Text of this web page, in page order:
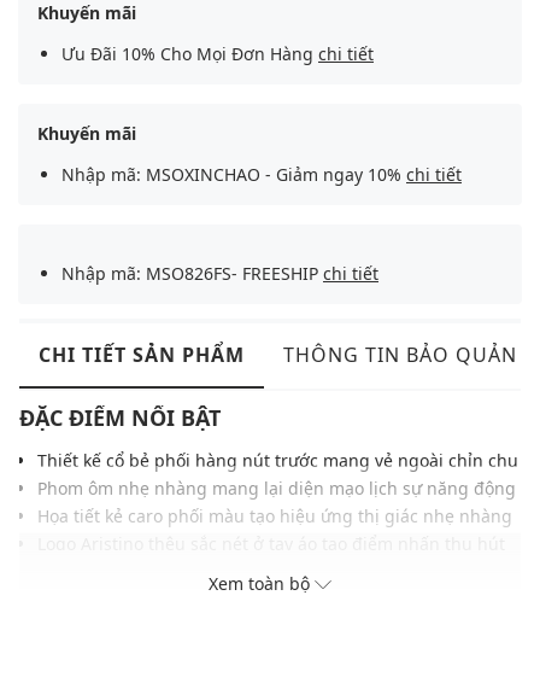
Khuyến mãi
Ưu Đãi 10% Cho Mọi Đơn Hàng chi tiết
Khuyến mãi
Nhập mã: MSOXINCHAO - Giảm ngay 10% chi tiết
Nhập mã: MSO826FS- FREESHIP chi tiết
CHI TIẾT SẢN PHẨM THÔNG TIN BẢO QUẢN
ĐẶC ĐIỂM NỔI BẬT
Thiết kế cổ bẻ phối hàng nút trước mang vẻ ngoài chỉn chu
Phom ôm nhẹ nhàng mang lại diện mạo lịch sự năng động
Họa tiết kẻ caro phối màu tạo hiệu ứng thị giác nhẹ nhàng
Chất liệu vải mềm mịn, thoáng khí và thấm hút mồ hôi tốt
Gam màu trung tính phù hợp nhiều phong cách khác nhau
Xem toàn bộ